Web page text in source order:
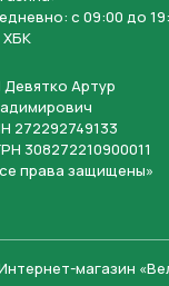
c 09:00 до
ХБК
Артур
272292749133
308272210900011
права защищены»
магазин